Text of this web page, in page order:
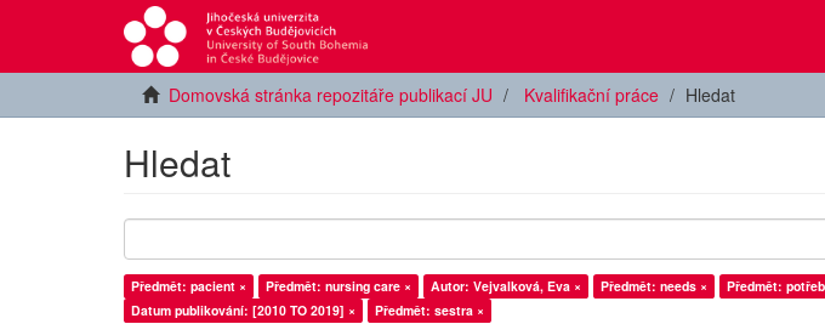
Domovská stránka repozitáře publikací JU Kvalifikační práce Hledat
Hledat
Předmět: pacient × Předmět: nursing care × Autor: Vejvalková, Eva × Předmět: needs × Předmět:
Datum publikování: [2010 TO 2019] ×
Předmět: sestra ×